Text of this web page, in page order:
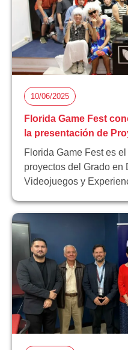
10/06/2025
Florida Game Fest
la presentación de
Florida Game Fest es
proyectos del Grado
Videojuegos y